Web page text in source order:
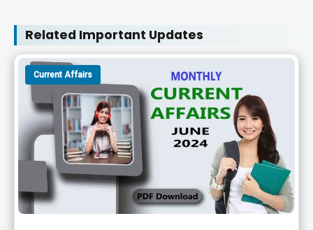
Related Important Updates
Current Affairs